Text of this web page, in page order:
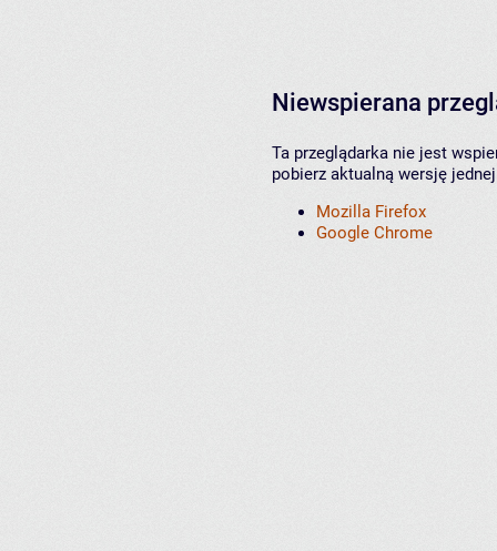
Niewspierana
Ta przeglądarka nie jest
pobierz aktualną wersję
Mozilla Firefox
Google Chrome